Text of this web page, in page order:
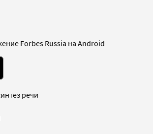
Forbes Russia на Android
речи